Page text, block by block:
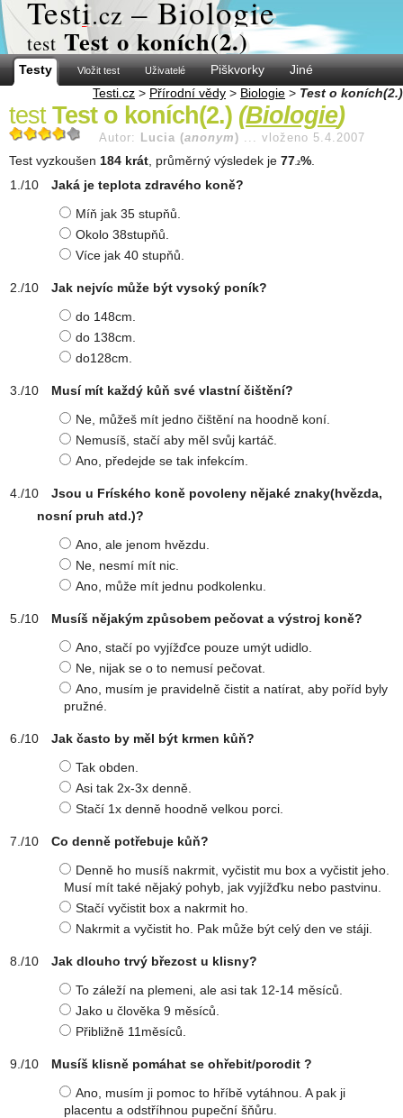
Testi.cz – Biologie
test Test o koních(2.)
Testy Vložit test Uživatelé Piškvorky
Jiné
Testi.cz > Přírodní vědy > Biologie > Test o koních(2.)
test Test o koních(2.) (Biologie)
Autor: Lucia (anonym ) ... vloženo 5.4.2007
Test vyzkoušen 184 krát , průměrný výsledek je 77 .2%
Jaká je teplota zdravého koně?
Míň jak 35 stupňů.
Okolo 38stupňů.
Více jak 40 stupňů.
Jak nejvíc může být vysoký poník?
do 148cm.
do 138cm.
do128cm.
Musí mít každý kůň své vlastní čištění?
Ne, můžeš mít jedno čištění na hoodně koní.
Nemusíš, stačí aby měl svůj kartáč.
Ano, předejde se tak infekcím.
Jsou u Fríského koně povoleny nějaké znaky(hvězda,
nosní pruh atd.)?
Ano, ale jenom hvězdu.
Ne, nesmí mít nic.
Ano, může mít jednu podkolenku.
Musíš nějakým způsobem pečovat a výstroj koně?
Ano, stačí po vyjížďce pouze umýt udidlo.
Ne, nijak se o to nemusí pečovat.
Ano, musím je pravidelně čistit a natírat, aby poříd byly
pružné.
Jak často by měl být krmen kůň?
Tak obden.
Asi tak 2x-3x denně.
Stačí 1x denně hoodně velkou porci.
Co denně potřebuje kůň?
Denně ho musíš nakrmit, vyčistit mu box a vyčistit jeho.
Musí mít také nějaký pohyb, jak vyjížďku nebo pastvinu.
Stačí vyčistit box a nakrmit ho.
Nakrmit a vyčistit ho. Pak může být celý den ve stáji.
Jak dlouho trvý březost u klisny?
To záleží na plemeni, ale asi tak 12-14 měsíců.
Jako u člověka 9 měsíců.
Přibližně 11měsíců.
Musíš klisně pomáhat se ohřebit/porodit ?
Ano, musím ji pomoc to hříbě vytáhnou. A pak ji
placentu a odstříhnou pupeční šňůru.